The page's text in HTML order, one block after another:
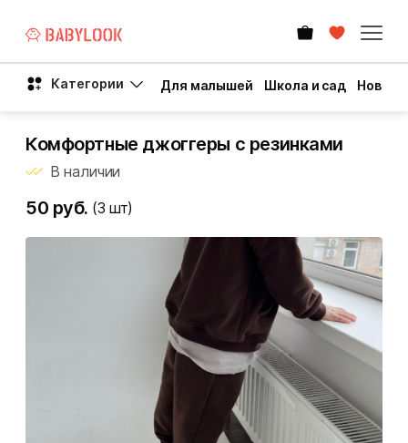
Категории Для малышей Школа и сад Новый
Комфортные джоггеры с резинками
В наличии
50 руб. (3 шт)